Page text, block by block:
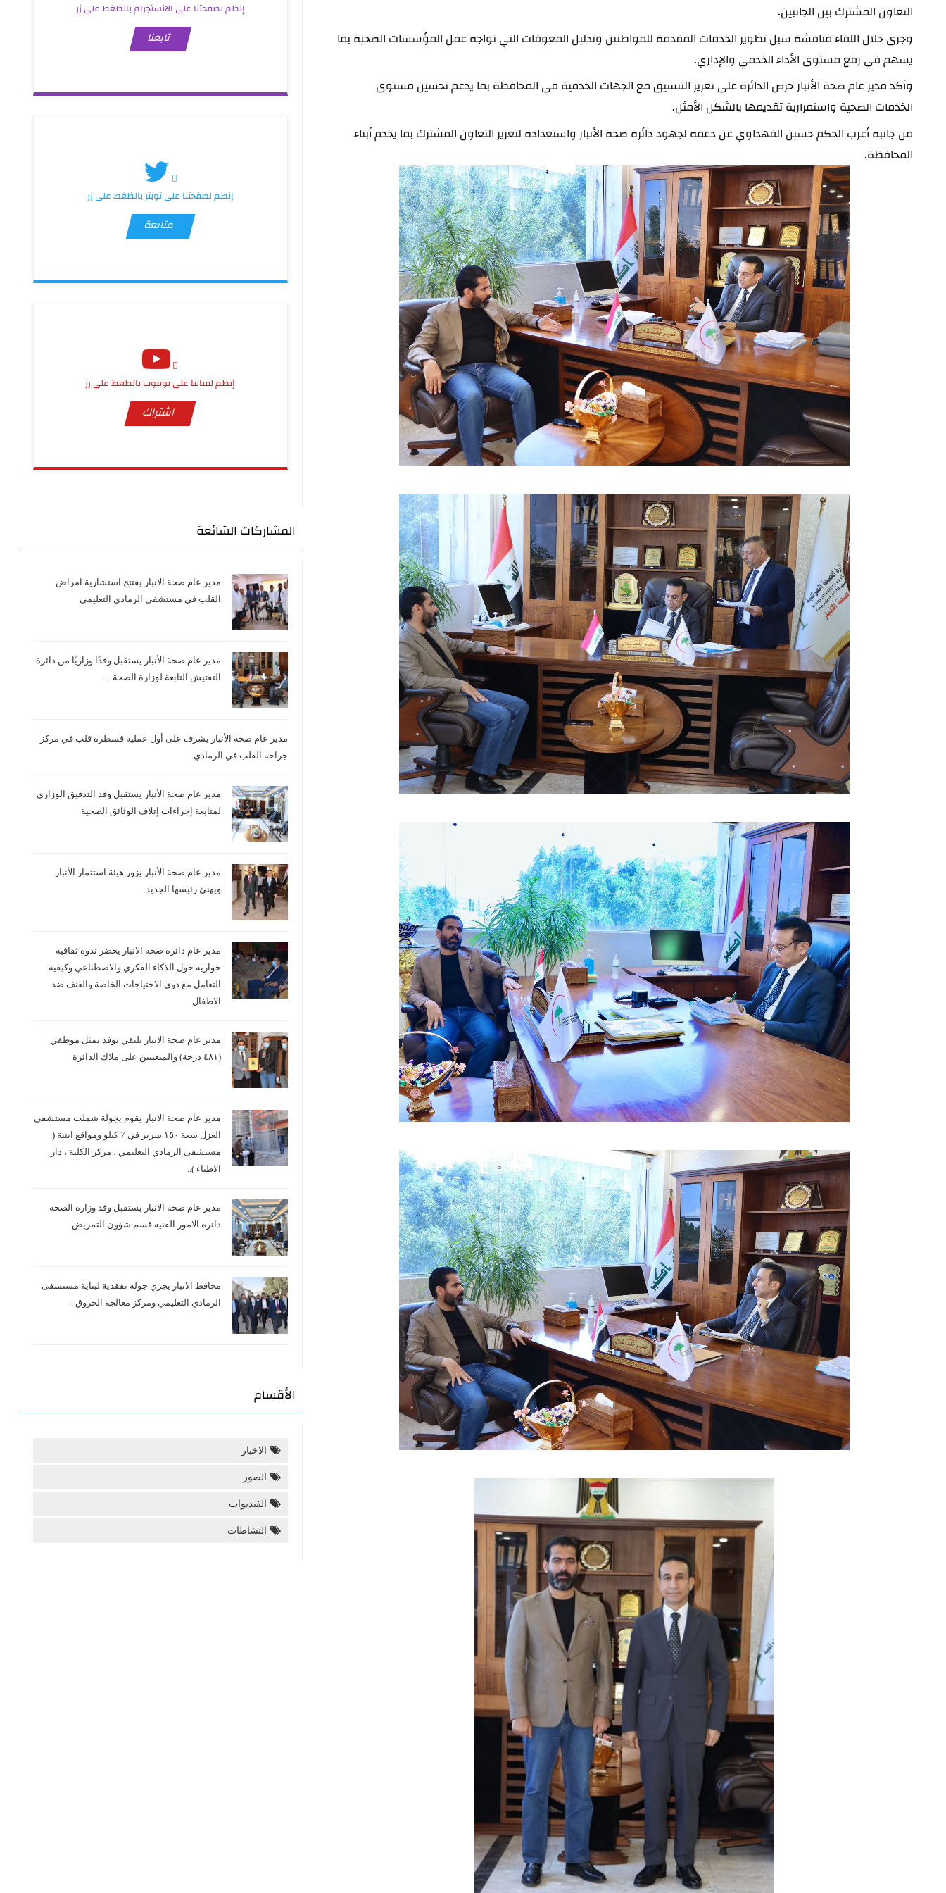
التعاون المشترك بين الجانبين.
يسهم في رفع مستوى الأداء الخدمي والإداري.
وأكد مدير عام صحة الأنبار حرص الدائرة على تعزيز ا
الخدمات الصحية واستمرارية تقديمها بالشكل الأمثل.
من جانبه أعرب الحكم حسين الفهداوي عن دعمه لجهود دائرة صحة الأنبار واستعداده لتعزيز التعاون المشترك بما يخدم أبناء
المحافظة.
إنظم لصفحتنا على الانستجرام بالظغط على زر
تابعنا
إنظم لصفحتنا على تويتر بالظغط على زر
متابعة
إنظم لقناتنا على يوتيوب بالظغط على زر
اشتراك
المشاركات الشائعة
مدير عام صحة الانبار يفتتح استشارية امراض
القلب في مستشفى الرمادي التعليمي
مدير عام صحة الأنبار يستقبل وفدًا وزاريًا من دائرة
التفتيش التابعة لوزارة الصحة …
مدير عام صحة الأنبار يشرف على أول عملية قسطرة قلب في مركز
جراحة القلب في الرمادي.
مدير عام صحة الأنبار يستقبل وفد التدقيق الوزاري
لمتابعة إجراءات إتلاف الوثائق الصحية
مدير عام صحة الأنبار يزور هيئة استثمار الأنبار
ويهنئ رئيسها الجديد
مدير عام دائرة صحة الانبار يحضر ندوة ثقافية
حوارية حول الذكاء الفكري والاصطناعي وكيفية
التعامل مع ذوي الاحتياجات الخاصة والعنف ضد
الاطفال
مدير عام صحة الانبار يلتقي بوفد يمثل موظفي
(٤٨١ درجة) والمتعينين على ملاك الدائرة
مدير عام صحة الانبار يقوم بجولة شملت مستشفى
العزل سعة ١٥٠ سرير في 7 كيلو ومواقع ابنية (
مستشفى الرمادي التعليمي ، مركز الكلية ، دار
الاطباء )..
مدير عام صحة الانبار يستقبل وفد وزارة الصحة
دائرة الامور الفنية قسم شؤون التمريض
محافظ الانبار يجري جوله تفقدية لبناية مستشفى
الرمادي التعليمي ومركز معالجة الحروق .
الأقسام
الاخبار
الصور
الفيديوات
النشاطات